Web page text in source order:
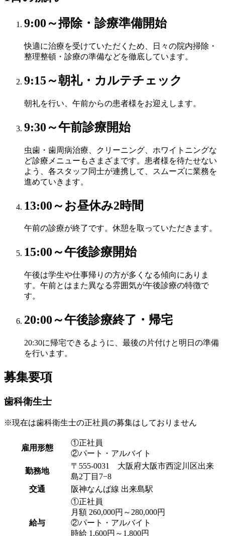
9:00～掃除・診療準備開始
快適に治療を受けていただくため、日々の院内掃除・
整理整頓・診療の準備などを徹底しています。
9:15～朝礼・カルテチェック
朝礼を行い、午前からの患者様をお迎えします。
9:30～午前診療開始
虫歯・歯周病治療、クリーニング、ホワイトニングな
ど診療メニューもさまざまです。患者様を待たせない
よう、各スタッフ同士が連携して、スムーズに業務を
進めていきます。
13:00～ お昼休み2時間
午前の診療が終了です。休憩を取っていただきます。
15:00～午後診療開始
午後は学生や仕事帰りの方が多くなる傾向にありま
す。午前とはまた異なる雰囲気が午後診療の特徴で
す。
20:00～午後診療終了・帰宅
20:30に帰宅できるように、最後の片付けと明日の準備
を行います。
募集要項
歯科衛生士
※現在は歯科衛生士の正社員の募集はしておりません
雇用形態
①正社員
②パート・アルバイト
勤務地
〒555-0031 大阪府大阪市西淀川区出来
島2丁目7−8
交通
阪神なんば線 出来島駅
給与
①正社員
月額 260,000円～280,000円
②パート・アルバイト
時給 1,600円～1,800円